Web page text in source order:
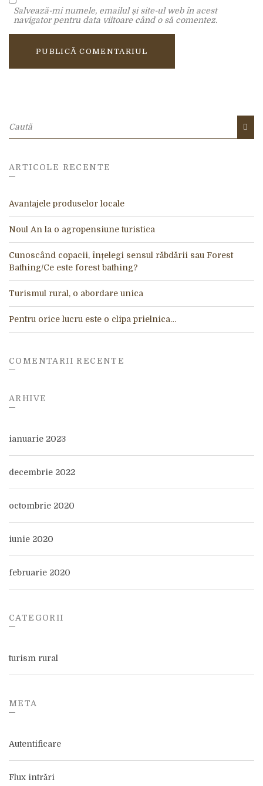
Salvează-mi numele, emailul și site-ul web în acest
navigator pentru data viitoare când o să comentez.
a
t
e
:
ARTICOLE RECENTE
Avantajele produselor locale
Noul An la o agropensiune turistica
Cunoscând copacii, înțelegi sensul răbdării sau Forest
Bathing/Ce este forest bathing?
Turismul rural, o abordare unica
Pentru orice lucru este o clipa prielnica…
COMENTARII RECENTE
ARHIVE
ianuarie 2023
decembrie 2022
octombrie 2020
iunie 2020
februarie 2020
CATEGORII
turism rural
META
Autentificare
Flux intrări